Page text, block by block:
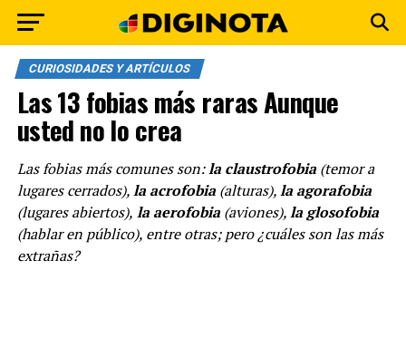
CURIOSIDADES Y ARTÍCULOS
Las 13 fobias más raras Aunque
usted no lo crea
Las fobias más comunes son:la claustrofobia(temor a
lugares cerrados),la acrofobia(alturas),la agorafobia
(lugares abiertos), la aerofobia(aviones),la glosofobia
(hablar en público), entre otras; pero ¿cuáles son las más
extrañas?